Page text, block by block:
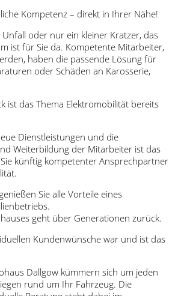
Kompetenz – direkt in Ihrer Nähe!
Unfall oder nur ein kleiner Kratzer, das
ist für Sie da. Kompetente Mitarbeiter,
haben die passende Lösung für
oder Schäden an Karosserie,
ist das Thema Elektromobilität bereits
Dienstleistungen und die
Weiterbildung der Mitarbeiter ist das
künftig kompetenter Ansprechpartner
Sie alle Vorteile eines
geht über Generationen zurück.
Kundenwünsche war und ist das
Dallgow kümmern sich um jeden
rund um Ihr Fahrzeug. Die